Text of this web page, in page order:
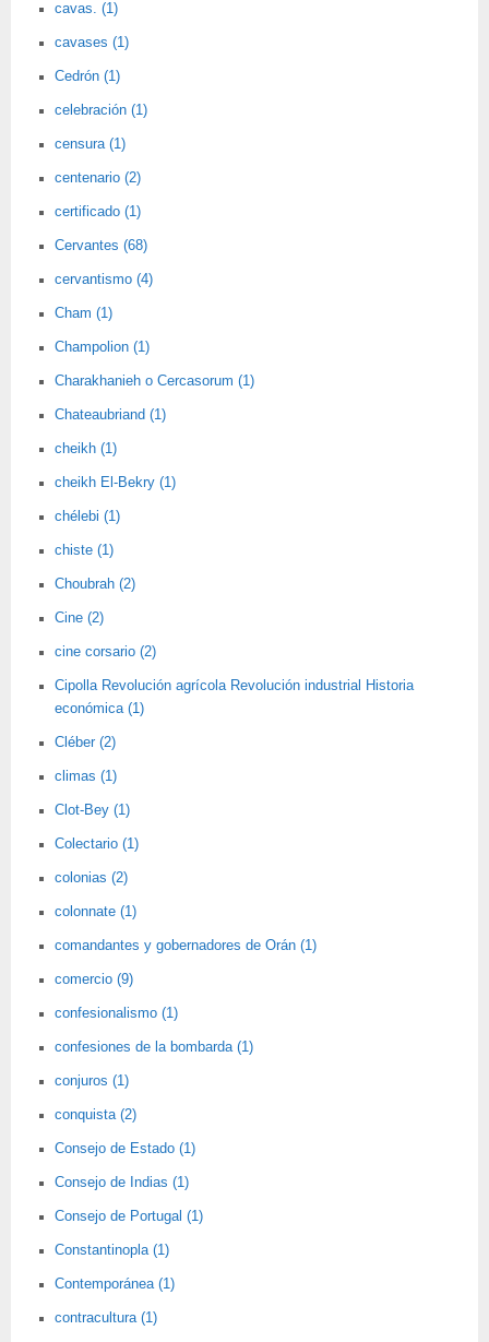
cavas. (1)
cavases (1)
Cedrón (1)
celebración (1)
censura (1)
centenario (2)
certificado (1)
Cervantes (68)
cervantismo (4)
Cham (1)
Champolion (1)
Charakhanieh o Cercasorum (1)
Chateaubriand (1)
cheikh (1)
cheikh El-Bekry (1)
chélebi (1)
chiste (1)
Choubrah (2)
Cine (2)
cine corsario (2)
Cipolla Revolución agrícola Revolución industrial Historia
económica (1)
Cléber (2)
climas (1)
Clot-Bey (1)
Colectario (1)
colonias (2)
colonnate (1)
comandantes y gobernadores de Orán (1)
comercio (9)
confesionalismo (1)
confesiones de la bombarda (1)
conjuros (1)
conquista (2)
Consejo de Estado (1)
Consejo de Indias (1)
Consejo de Portugal (1)
Constantinopla (1)
Contemporánea (1)
contracultura (1)